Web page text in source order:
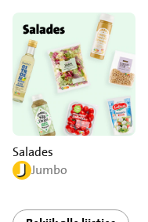
Salades
Jumbo